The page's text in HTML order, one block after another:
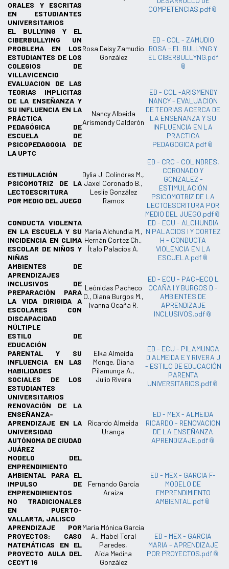
ORALES Y ESCRITAS
EN ESTUDIANTES
UNIVERSITARIOS
COMPETENCIAS.pdf
EL BULLYING Y EL
CIBERBULLYING UN
PROBLEMA EN LOS
ESTUDIANTES DE LOS
COLEGIOS DE
VILLAVICENCIO
Rosa Deisy Zamudio
González
ED - COL - ZAMUDIO
ROSA - EL BULLYNG Y
EL CIBERBULLYNG.pdf
EVALUACION DE LAS
TEORIAS IMPLICITAS
DE LA ENSEÑANZA Y
SU INFLUENCIA EN LA
PRÁCTICA
PEDAGÓGICA DE
ESCUELA DE
PSICOPEDAGOGIA DE
LA UPTC
Nancy Albeida
Arismendy Calderón
ED - COL -ARISMENDY
NANCY - EVALUACION
DE TEORIAS ACERCA DE
LA ENSEÑANZA Y SU
INFLUENCIA EN LA
PRACTICA
PEDAGOGICA.pdf
ESTIMULACIÓN
PSICOMOTRIZ DE LA
LECTOESCRITURA
POR MEDIO DEL JUEGO
Dylia J. Colindres M.,
Jaxel Coronado B.,
Leslie González
Ramos
ED - CRC - COLINDRES,
CORONADO Y
GONZALEZ -
ESTIMULACIÓN
PSICOMOTRIZ DE LA
LECTOESCRITURA POR
MEDIO DEL JUEGO.pdf
CONDUCTA VIOLENTA
EN LA ESCUELA Y SU
INCIDENCIA EN CLIMA
ESCOLAR DE NIÑOS Y
NIÑAS
Maria Alchundia M.,
Hernán Cortez Ch.,
Ítalo Palacios A.
ED - ECU - ALCHUNDIA
N PALACIOS I Y CORTEZ
H - CONDUCTA
VIOLENCIA EN LA
ESCUELA.pdf
AMBIENTES DE
APRENDIZAJES
INCLUSIVOS DE
PREPARACIÓN PARA
LA VIDA DIRIGIDA A
ESCOLARES CON
DISCAPACIDAD
MÚLTIPLE
Leónidas Pacheco
O., Diana Burgos M.,
Ivanna Ocaña R.
ED - ECU - PACHECO L
OCAÑA I Y BURGOS D -
AMBIENTES DE
APRENDIZAJE
INCLUSIVOS.pdf
ESTILO DE
EDUCACIÓN
PARENTAL Y SU
INFLUENCIA EN LAS
HABILIDADES
SOCIALES DE LOS
ESTUDIANTES
UNIVERSITARIOS
Elka Almeida
Monge, Diana
Pilamunga A.,
Julio Rivera
ED - ECU - PILAMUNGA
D ALMEIDA E Y RIVERA J
- ESTILO DE EDUCACIÓN
PARENTA
UNIVERSITARIOS.pdf
RENOVACIÓN DE LA
ENSEÑANZA-
APRENDIZAJE EN LA
UNIVERSIDAD
AUTÓNOMA DE CIUDAD
JUÁREZ
Ricardo Almeida
Uranga
ED - MEX - ALMEIDA
RICARDO - RENOVACION
DE LA ENSEÑANZA
APRENDIZAJE.pdf
MODELO DEL
EMPRENDIMIENTO
AMBIENTAL PARA EL
IMPULSO DE
EMPRENDIMIENTOS
NO TRADICIONALES
EN PUERTO-
VALLARTA, JALISCO
Fernando García
Araiza
ED - MEX - GARCIA F-
MODELO DE
EMPRENDIMIENTO
AMBIENTAL.pdf
APRENDIZAJE POR
PROYECTOS: CASO
MATEMÁTICAS EN EL
PROYECTO AULA DEL
CECYT 16
María Mónica García
A., Mabel Toral
Paredes,
Aída Medina
González
ED - MEX - GARCIA
MARIA - APRENDIZAJE
POR PROYECTOS.pdf